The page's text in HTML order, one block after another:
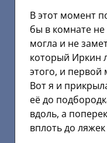
В этот момент
бы в комнате не
могла и не
который Иркин
этого, и
Вот я и
её до
вдоль, а
вплоть до